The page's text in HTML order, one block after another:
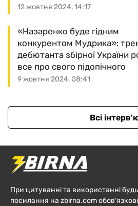
12 жовтня 2024, 14:17
9 жовтня 2024, 08:41
«Назаренко буде гідним
конкурентом Мудрика»:
дебютанта збірної України
все про свого підопічного
Всі
При цитуванні та використанні
посилання на zbirna.com